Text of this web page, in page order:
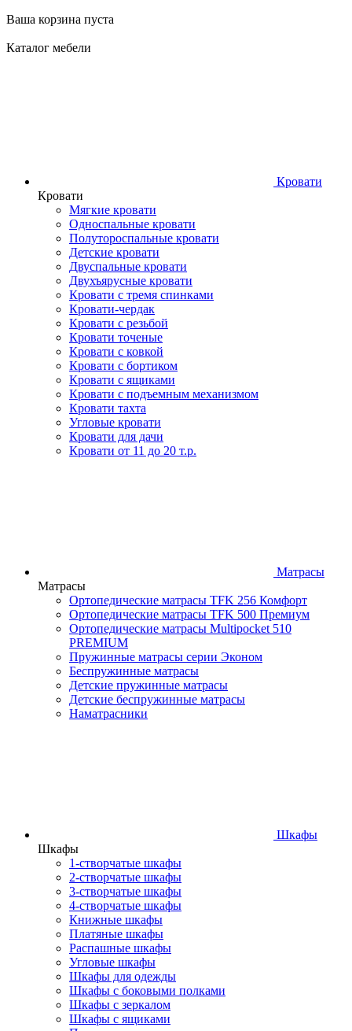
Ваша корзина пуста
Каталог мебели
Кровати
Кровати
Мягкие кровати
Односпальные кровати
Полутороспальные кровати
Детские кровати
Двуспальные кровати
Двухъярусные кровати
Кровати с тремя спинками
Кровати-чердак
Кровати с резьбой
Кровати точеные
Кровати с ковкой
Кровати с бортиком
Кровати с ящиками
Кровати с подъемным механизмом
Кровати тахта
Угловые кровати
Кровати для дачи
Кровати от 11 до 20 т.р.
Матрасы
Матрасы
Ортопедические матрасы TFK 256 Комфорт
Ортопедические матрасы TFK 500 Премиум
Ортопедические матрасы Multipocket 510
PREMIUM
Пружинные матрасы серии Эконом
Беспружинные матрасы
Детские пружинные матрасы
Детские беспружинные матрасы
Наматрасники
Шкафы
Шкафы
1-створчатые шкафы
2-створчатые шкафы
3-створчатые шкафы
4-створчатые шкафы
Книжные шкафы
Платяные шкафы
Распашные шкафы
Угловые шкафы
Шкафы для одежды
Шкафы с боковыми полками
Шкафы с зеркалом
Шкафы с ящиками